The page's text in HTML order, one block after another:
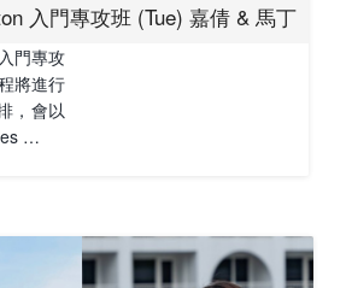
入門專攻班 (Tue) 嘉倩 & 馬丁
門專攻
將進行
，會以
…